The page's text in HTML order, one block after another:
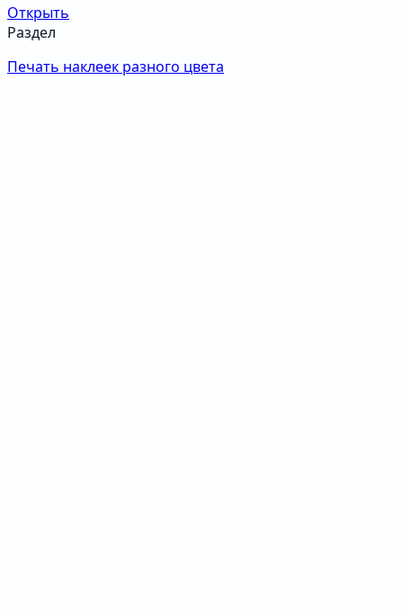
Открыть
Раздел
Печать наклеек разного цвета